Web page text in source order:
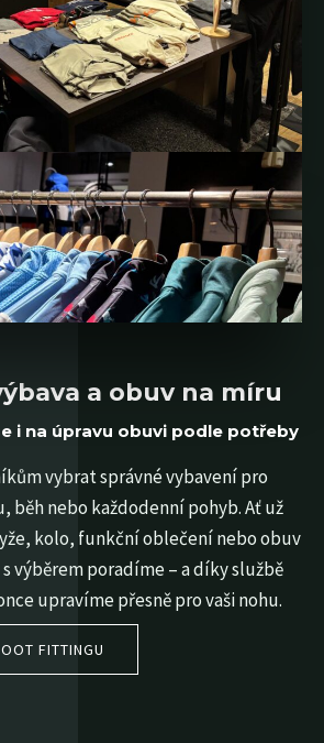
a obuv na míru
i na úpravu obuvi podle potřeby
vybrat správné vybavení pro
běh nebo každodenní pohyb. Ať už
kolo, funkční oblečení nebo obuv
výběrem poradíme – a díky službě
upravíme přesně pro vaši nohu.
FITTINGU